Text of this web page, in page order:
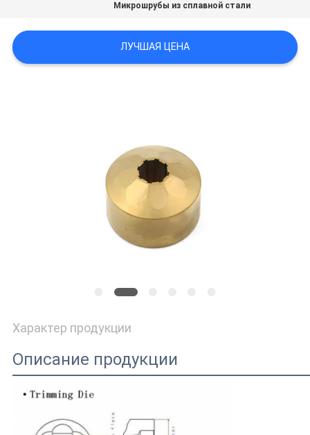
Микрошрубы из сплавной стали
ЛУЧШАЯ ЦЕНА
Характер продукции
Описание продукции